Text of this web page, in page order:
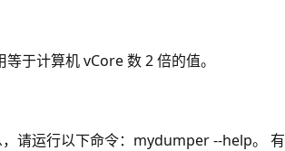
等于计算机 vCore 数 2 倍的值。
请运行以下命令：mydumper --help。 有